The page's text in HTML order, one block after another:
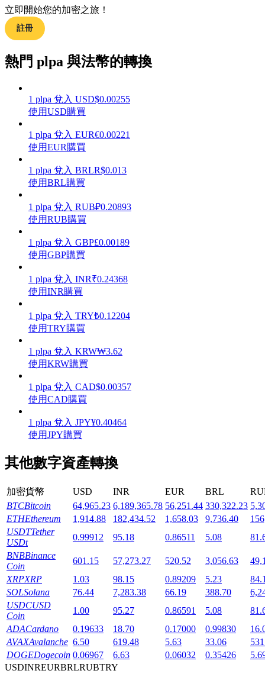
理財
增值寶
使您的資產穩定增值
機槍池
一鍵質押鎖定高收益
活期質押獲得熱門資產
輕鬆獲得多重福利
立即開始您的加密之旅！
註冊
熱門 plpa 與法幣的轉換
1 plpa 兌入 USD$0.00255
使用USD購買
1 plpa 兌入 EUR€0.00221
使用EUR購買
1 plpa 兌入 BRLR$0.013
使用BRL購買
1 plpa 兌入 RUB₽0.20893
使用RUB購買
1 plpa 兌入 GBP£0.00189
使用GBP購買
1 plpa 兌入 INR₹0.24368
使用INR購買
1 plpa 兌入 TRY₺0.12204
使用TRY購買
1 plpa 兌入 KRW₩3.62
使用KRW購買
1 plpa 兌入 CAD$0.00357
使用CAD購買
1 plpa 兌入 JPY¥0.40464
使用JPY購買
其他數字資產轉換
加密貨幣 USD INR EUR BRL
BTCBitcoin 64,965.23 6,189,365.78 56,251.44 330,322.23
ETHEthereum 1,914.88 182,434.52 1,658.03 9,736.40
USDTTether
USDt
0.99912 95.18 0.86511 5.08
BNBBinance
Coin
601.15 57,273.27 520.52 3,056.63
XRPXRP 1.03 98.15 0.89209 5.23
SOLSolana 76.44 7,283.38 66.19 388.70
USDCUSD
Coin
1.00 95.27 0.86591 5.08
ADACardano 0.19633 18.70 0.17000 0.99830
AVAXAvalanche 6.50 619.48 5.63 33.06
DOGEDogecoin 0.06967 6.63 0.06032 0.35426
USDINREURBRLRUBTRY